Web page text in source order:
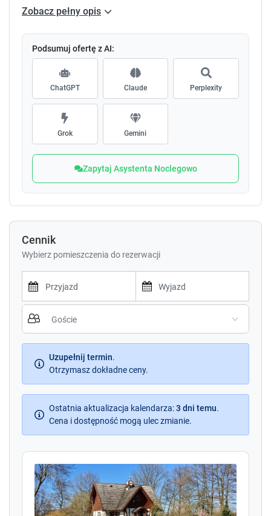
bezpłatny prywatny parking.
Zobacz pełny opis
Podsumuj ofertę z AI:
ChatGPT Claude Perplexity
Grok Gemini
Zapytaj Asystenta Noclegowo
Cennik
Wybierz pomieszczenia do rezerwacji
P
r
e
s
s
t
h
e
d
o
w
r
r
o
w
P
e
s
h
e
d
o
w
r
r
o
w
Uzupełnij termin.
Otrzymasz dokładne ceny.
Ostatnia aktualizacja kalendarza:3 dni temu.
Cena i dostępność mogą ulec zmianie.